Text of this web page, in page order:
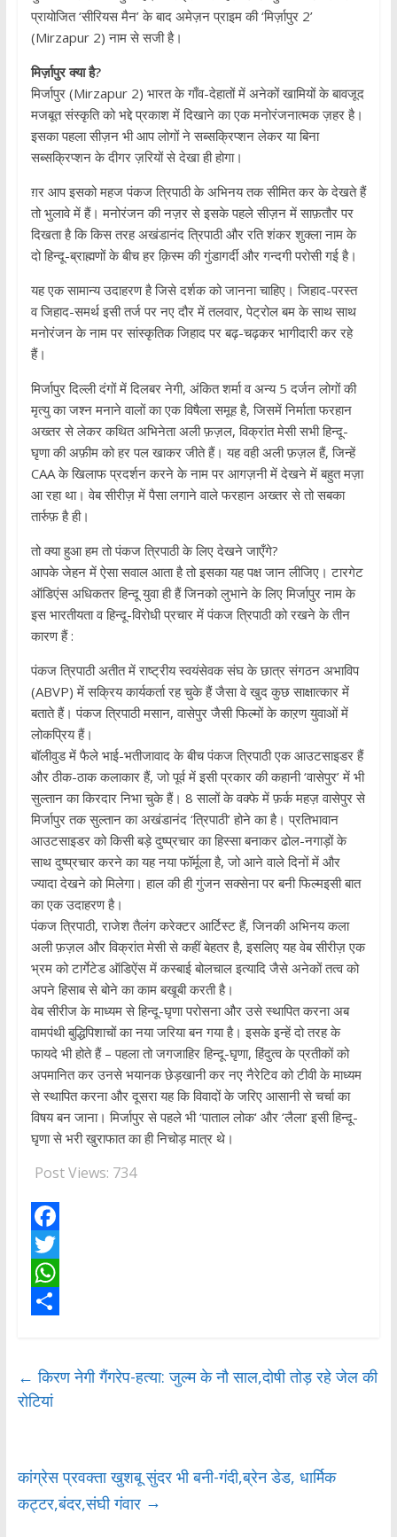
प्रायोजित ‘सीरियस मैन’ के बाद अमेज़न प्राइम की ‘मिर्ज़ापुर 2’
(Mirzapur 2) नाम से सजी है।
मिर्ज़ापुर क्या है?
मिर्जापुर (Mirzapur 2) भारत के गाँव-देहातों में अनेकों खामियों के बावजूद
मजबूत संस्कृति को भद्दे प्रकाश में दिखाने का एक मनोरंजनात्मक ज़हर है।
इसका पहला सीज़न भी आप लोगों ने सब्सक्रिप्शन लेकर या बिना
सब्सक्रिप्शन के दीगर ज़रियों से देखा ही होगा।
ग़र आप इसको महज पंकज त्रिपाठी के अभिनय तक सीमित कर के देखते हैं
तो भुलावे में हैं। मनोरंजन की नज़र से इसके पहले सीज़न में साफ़तौर पर
दिखता है कि किस तरह अखंडानंद त्रिपाठी और रति शंकर शुक्ला नाम के
दो हिन्दू-ब्राह्मणों के बीच हर क़िस्म की गुंडागर्दी और गन्दगी परोसी गई है।
यह एक सामान्य उदाहरण है जिसे दर्शक को जानना चाहिए। जिहाद-परस्त
व जिहाद-समर्थ इसी तर्ज पर नए दौर में तलवार, पेट्रोल बम के साथ साथ
मनोरंजन के नाम पर सांस्कृतिक जिहाद पर बढ़-चढ़कर भागीदारी कर रहे
हैं।
मिर्जापुर दिल्ली दंगों में दिलबर नेगी, अंकित शर्मा व अन्य 5 दर्जन लोगों की
मृत्यु का जश्न मनाने वालों का एक विषैला समूह है, जिसमें निर्माता फरहान
अख्तर से लेकर कथित अभिनेता अली फ़ज़ल, विक्रांत मेसी सभी हिन्दू-
घृणा की अफ़ीम को हर पल खाकर जीते हैं। यह वही अली फ़ज़ल हैं, जिन्हें
CAA के खिलाफ प्रदर्शन करने के नाम पर आगज़नी में देखने में बहुत मज़ा
आ रहा था। वेब सीरीज़ में पैसा लगाने वाले फरहान अख्तर से तो सबका
तार्रुफ़ है ही।
तो क्या हुआ हम तो पंकज त्रिपाठी के लिए देखने जाएँगे?
आपके जेहन में ऐसा सवाल आता है तो इसका यह पक्ष जान लीजिए। टारगेट
ऑडिएंस अधिकतर हिन्दू युवा ही हैं जिनको लुभाने के लिए मिर्जापुर नाम के
इस भारतीयता व हिन्दू-विरोधी प्रचार में पंकज त्रिपाठी को रखने के तीन
कारण हैं :
पंकज त्रिपाठी अतीत में राष्ट्रीय स्वयंसेवक संघ के छात्र संगठन अभाविप
(ABVP) में सक्रिय कार्यकर्ता रह चुके हैं जैसा वे खुद कुछ साक्षात्कार में
बताते हैं। पंकज त्रिपाठी मसान, वासेपुर जैसी फिल्मों के काऱण युवाओं में
लोकप्रिय हैं।
बॉलीवुड में फैले भाई-भतीजावाद के बीच पंकज त्रिपाठी एक आउटसाइडर हैं
और ठीक-ठाक कलाकार हैं, जो पूर्व में इसी प्रकार की कहानी ‘वासेपुर’ में भी
सुल्तान का किरदार निभा चुके हैं। 8 सालों के वक्फे में फ़र्क महज़ वासेपुर से
मिर्जापुर तक सुल्तान का अखंडानंद ‘त्रिपाठी’ होने का है। प्रतिभावान
आउटसाइडर को किसी बड़े दुष्प्रचार का हिस्सा बनाकर ढोल-नगाड़ों के
साथ दुष्प्रचार करने का यह नया फॉर्मूला है, जो आने वाले दिनों में और
ज्यादा देखने को मिलेगा। हाल की ही गुंजन सक्सेना पर बनी फिल्मइसी बात
का एक उदाहरण है।
पंकज त्रिपाठी, राजेश तैलंग करेक्टर आर्टिस्ट हैं, जिनकी अभिनय कला
अली फ़ज़ल और विक्रांत मेसी से कहीं बेहतर है, इसलिए यह वेब सीरीज़ एक
भ्रम को टार्गेटेड ऑडिऐंस में कस्बाई बोलचाल इत्यादि जैसे अनेकों तत्व को
अपने हिसाब से बोने का काम बखूबी करती है।
वेब सीरीज के माध्यम से हिन्दू-घृणा परोसना और उसे स्थापित करना अब
वामपंथी बुद्धिपिशाचों का नया जरिया बन गया है। इसके इन्हें दो तरह के
फायदे भी होते हैं – पहला तो जगजाहिर हिन्दू-घृणा, हिंदुत्व के प्रतीकों को
अपमानित कर उनसे भयानक छेड़खानी कर नए नैरेटिव को टीवी के माध्यम
से स्थापित करना और दूसरा यह कि विवादों के जरिए आसानी से चर्चा का
विषय बन जाना। मिर्जापुर से पहले भी ‘पाताल लोक‘ और ‘लैला‘ इसी हिन्दू-
घृणा से भरी खुराफात का ही निचोड़ मात्र थे।
Post Views: 734
F
a
c
o
T
w
t
W
t
p
p
a
← किरण नेगी गैंगरेप-हत्या: जुल्म के नौ साल,दोषी तोड़ रहे जेल की
रोटियां
कांग्रेस प्रवक्ता खुशबू सुंदर भी बनी-गंदी,ब्रेन डेड, धार्मिक
कट्टर,बंदर,संघी गंवार →